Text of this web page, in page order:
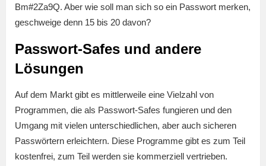
Bm#2Za9Q. Aber wie soll man sich so ein Passwort merken,
geschweige denn 15 bis 20 davon?
Passwort-Safes und andere
Lösungen
Auf dem Markt gibt es mittlerweile eine Vielzahl von
Programmen, die als Passwort-Safes fungieren und den
Umgang mit vielen unterschiedlichen, aber auch sicheren
Passwörtern erleichtern. Diese Programme gibt es zum Teil
kostenfrei, zum Teil werden sie kommerziell vertrieben.